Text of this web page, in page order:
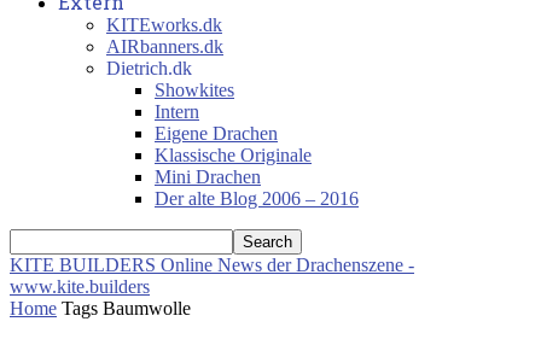
KITEworks.dk
AIRbanners.dk
Dietrich.dk
Showkites
Intern
Eigene Drachen
Klassische Originale
Mini Drachen
Der alte Blog 2006 – 2016
KITE BUILDERS Online News der Drachenszene -
www.kite.builders
Home Tags Baumwolle